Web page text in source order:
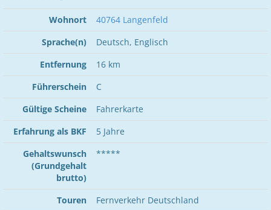
Wohnort
40764 Langenfeld
Sprache(n)
Deutsch, Englisch
Entfernung
16 km
Führerschein
C
Gültige Scheine
Fahrerkarte
Erfahrung als BKF
5 Jahre
Gehaltswunsch
(Grundgehalt
brutto)
*****
Touren
Fernverkehr Deutschland